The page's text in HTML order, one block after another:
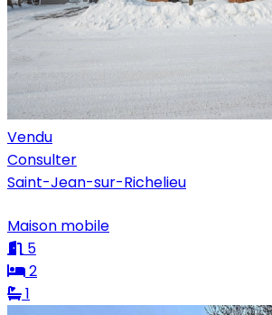
Vendu
Consulter
Saint-Jean-sur-Richelieu
Maison mobile
5
2
1